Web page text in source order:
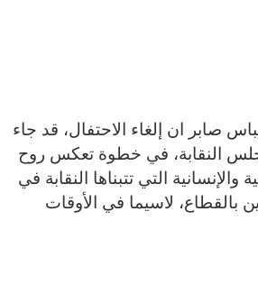
صابر ان إلغاء الاحتفال، قد جاء
النقابة، في خطوة تعكس روح
والإنسانية التي تتبناها النقابة في
بالقطاع، لاسيما في الأوقات